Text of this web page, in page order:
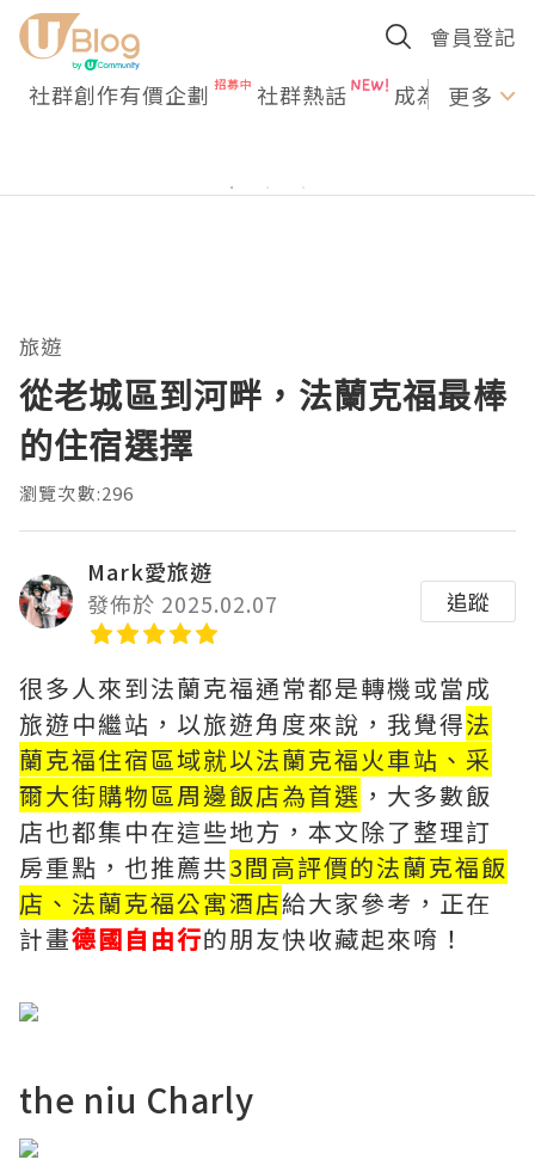
會員登記
社群創作有價企劃 社群熱話 成為U更多
旅遊
從老城區到河畔，法蘭克福最棒
的住宿選擇
瀏覽次數:296
Mark愛旅遊
發佈於 2025.02.07
追蹤
很多人來到法蘭克福通常都是轉機或當成
旅遊中繼站，以旅遊角度來說，我覺得法
蘭克福住宿區域就以法蘭克福火車站、采
爾大街購物區周邊飯店為首選 ，大多數飯
店也都集中在這些地方，本文除了整理訂
房重點，也推薦共3間高評價的法蘭克福飯
店、法蘭克福公寓酒店給大家參考，正在
計畫德國自由行的朋友快收藏起來唷！
the niu Charly